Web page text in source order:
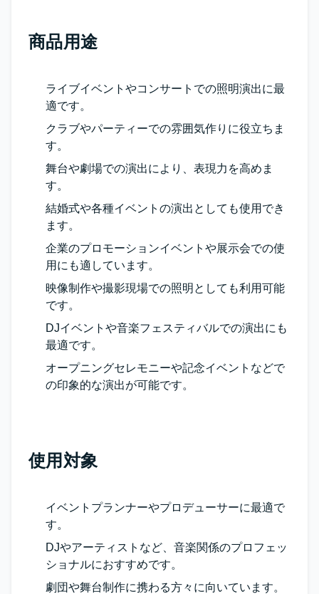
商品用途
ライブイベントやコンサートでの照明演出に最
適です。
クラブやパーティーでの雰囲気作りに役立ちま
す。
舞台や劇場での演出により、表現力を高めま
す。
結婚式や各種イベントの演出としても使用でき
ます。
企業のプロモーションイベントや展示会での使
用にも適しています。
映像制作や撮影現場での照明としても利用可能
です。
DJイベントや音楽フェスティバルでの演出にも
最適です。
オープニングセレモニーや記念イベントなどで
の印象的な演出が可能です。
使用対象
イベントプランナーやプロデューサーに最適で
す。
DJやアーティストなど、音楽関係のプロフェッ
ショナルにおすすめです。
劇団や舞台制作に携わる方々に向いています。